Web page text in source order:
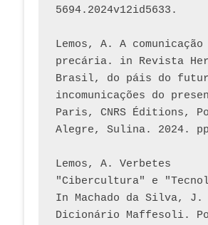
5694.2024v12id5633.
Lemos, A. A comunicação
precária. in Revista
Brasil, do páis do
incomunicações do
Paris, CNRS Éditions,
Lemos, A. Verbetes
"Cibercultura" e
In Machado da Silva,
Dicionário Maffesoli.